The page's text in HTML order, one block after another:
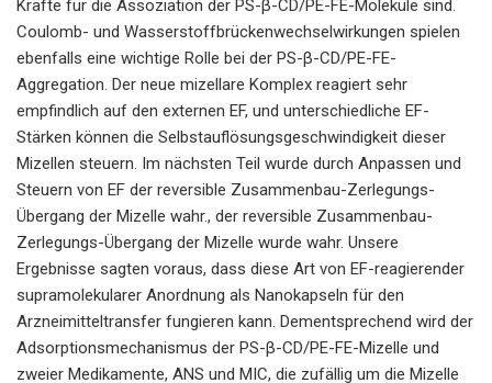
Kräfte für die Assoziation der PS-β-CD/PE-FE-Moleküle sind.
Coulomb- und Wasserstoffbrückenwechselwirkungen spielen
ebenfalls eine wichtige Rolle bei der PS-β-CD/PE-FE-
Aggregation. Der neue mizellare Komplex reagiert sehr
empfindlich auf den externen EF, und unterschiedliche EF-
Stärken können die Selbstauflösungsgeschwindigkeit dieser
Mizellen steuern. Im nächsten Teil wurde durch Anpassen und
Steuern von EF der reversible Zusammenbau-Zerlegungs-
Übergang der Mizelle wahr., der reversible Zusammenbau-
Zerlegungs-Übergang der Mizelle wurde wahr. Unsere
Ergebnisse sagten voraus, dass diese Art von EF-reagierender
supramolekularer Anordnung als Nanokapseln für den
Arzneimitteltransfer fungieren kann. Dementsprechend wird der
Adsorptionsmechanismus der PS-β-CD/PE-FE-Mizelle und
zweier Medikamente, ANS und MIC, die zufällig um die Mizelle